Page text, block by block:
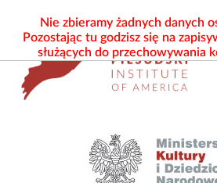
Nie zbieramy żadnych danych
Pozostając tu godzisz się na
służących do przechowywania